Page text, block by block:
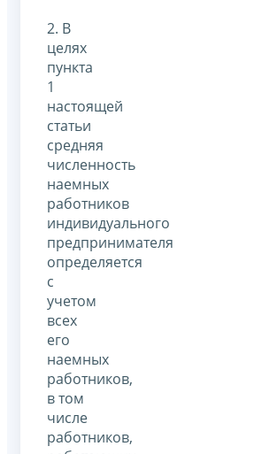
2. В
целях
пункта
1
настоящей
статьи
средняя
численность
наемных
работников
индивидуального
предпринимателя
определяется
с
учетом
всех
его
наемных
работников,
в том
числе
работников,